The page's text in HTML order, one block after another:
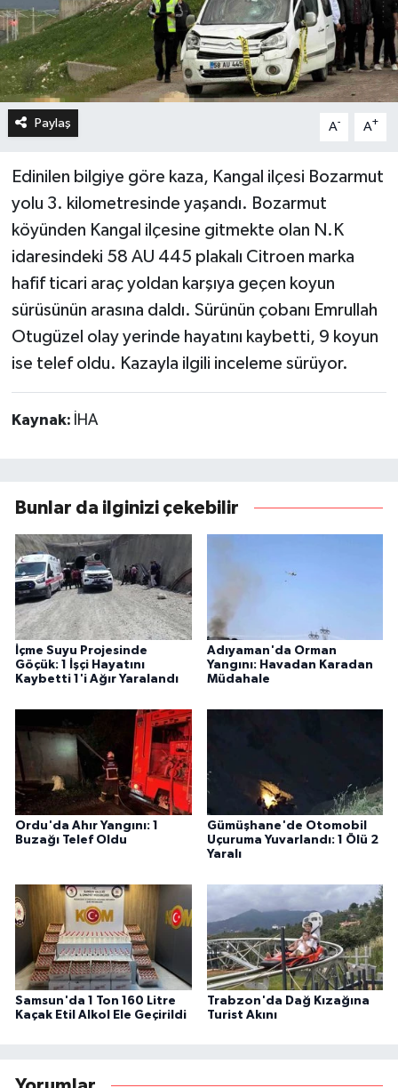
Paylaş A- A+
Edinilen bilgiye göre kaza, Kangal ilçesi Bozarmut
yolu 3. kilometresinde yaşandı. Bozarmut
köyünden Kangal ilçesine gitmekte olan N.K
idaresindeki 58 AU 445 plakalı Citroen marka
hafif ticari araç yoldan karşıya geçen koyun
sürüsünün arasına daldı. Sürünün çobanı Emrullah
Otugüzel olay yerinde hayatını kaybetti, 9 koyun
ise telef oldu. Kazayla ilgili inceleme sürüyor.
Kaynak: İHA
Bunlar da ilginizi çekebilir
İçme Suyu Projesinde
Göçük: 1 İşçi Hayatını
Kaybetti 1'i Ağır Yaralandı
Adıyaman'da Orman
Yangını: Havadan Karadan
Müdahale
Ordu'da Ahır Yangını: 1
Buzağı Telef Oldu
Gümüşhane'de Otomobil
Uçuruma Yuvarlandı: 1 Ölü 2
Yaralı
Samsun'da 1 Ton 160 Litre
Kaçak Etil Alkol Ele Geçirildi
Trabzon'da Dağ Kızağına
Turist Akını